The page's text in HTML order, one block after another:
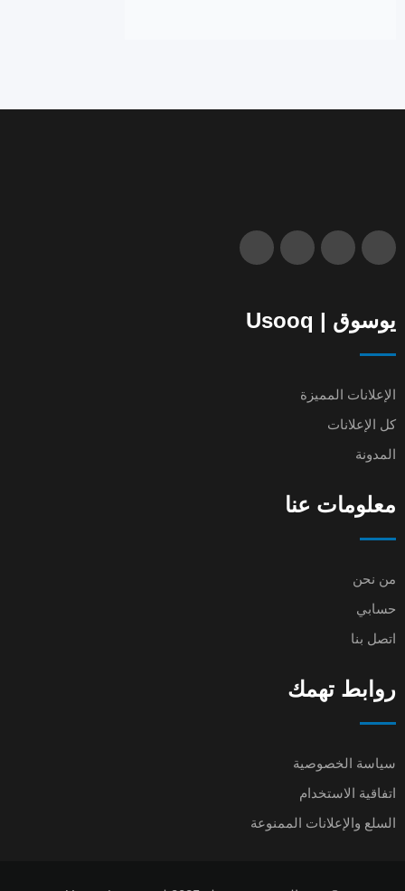
يوسوق | Usooq
الإعلانات المميزة
كل الإعلانات
المدونة
معلومات عنا
من نحن
حسابي
اتصل بنا
روابط تهمك
سياسة الخصوصية
اتفاقية الاستخدام
السلع والإعلانات الممنوعة